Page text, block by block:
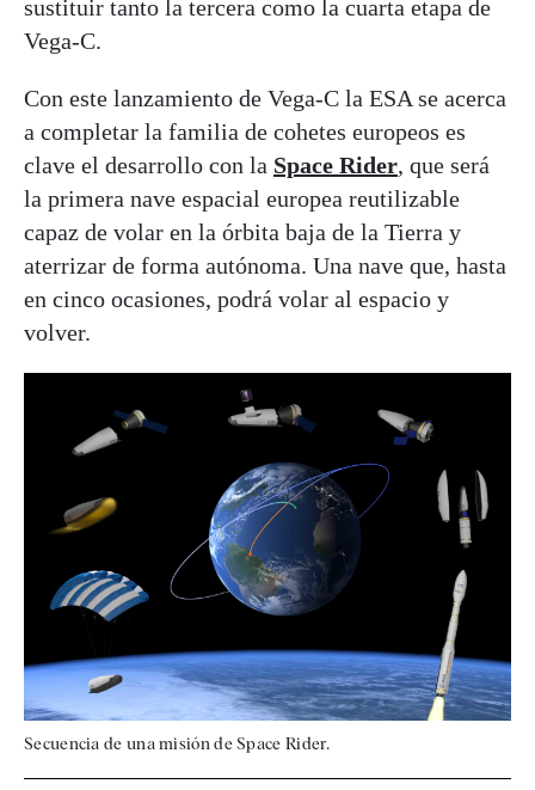
sustituir tanto la tercera como la cuarta etapa de
Vega-C.
Con este lanzamiento de Vega-C la ESA se acerca
a completar la familia de cohetes europeos es
clave el desarrollo con la Space Rider, que será
la primera nave espacial europea reutilizable
capaz de volar en la órbita baja de la Tierra y
aterrizar de forma autónoma. Una nave que, hasta
en cinco ocasiones, podrá volar al espacio y
volver.
Secuencia de una misión de Space Rider.